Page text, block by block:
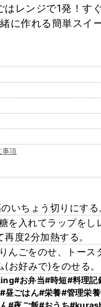
はレンジで1発！す
に作れる簡単スイ
事項
いちょう切りにする
入れてラップをし
度2分加熱する。
ごをのせ、トース
お好みで)をのせる。
#お弁当#時短#料理記
#昼ごはん#栄養#管理栄
#夜ご飯#おうち